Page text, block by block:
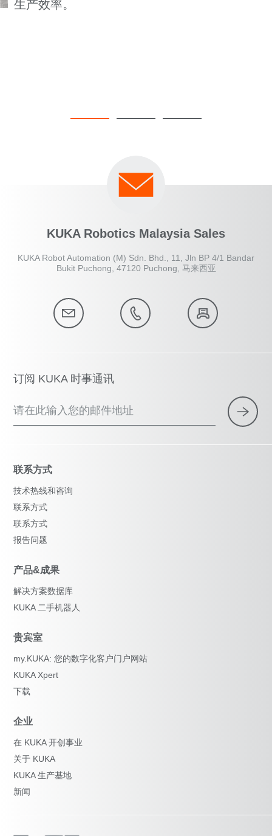
生产效率。
KUKA Robotics Malaysia Sales
KUKA Robot Automation (M) Sdn. Bhd., 11, Jln BP 4/1 Bandar
Bukit Puchong, 47120 Puchong, 马来西亚
订阅 KUKA 时事通讯
请在此输入您的邮件地址
联系方式
技术热线和咨询
联系方式
联系方式
报告问题
产品&成果
解决方案数据库
KUKA 二手机器人
贵宾室
my.KUKA: 您的数字化客户门户网站
KUKA Xpert
下载
企业
在 KUKA 开创事业
关于 KUKA
KUKA 生产基地
新闻